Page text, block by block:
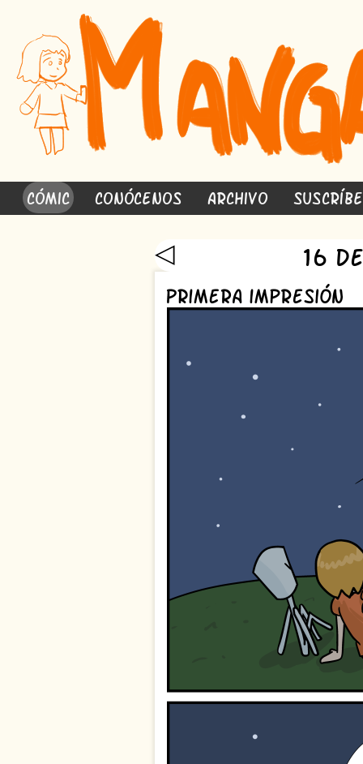
Cómic Conócenos Archivo
◁ 16